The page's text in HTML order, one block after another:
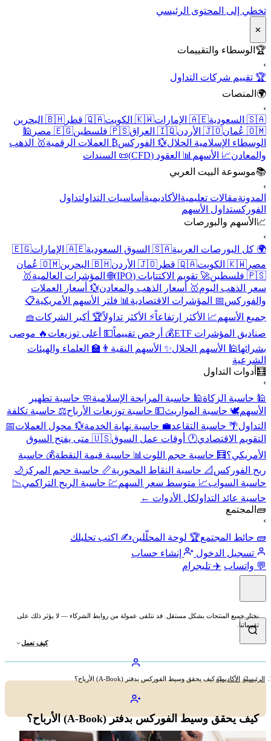
تخطي إلى المحتوى الرئيسي
✕
🏆 الوسطاء والتقييمات
›
🏆 تقييم شركات التداول
🌍 المنصات
›
🇸🇦 السعودية
🇦🇪 الإمارات 🇰🇼 الكويت 🇶🇦 قطر
🇧🇭 البحرين
🇴🇲 عُمان
🇯🇴 الأردن 🇮🇶 العراق 🇵🇸 فلسطين 🇪🇬 مصر
🕌
الوسطاء الإسلامية الحلال💱 الفوركس₿ العملات الرقمية🥇 الذهب
والمعادن📈 الأسهم 📊 العقود (CFD)
📜 السندات
📚موسوعة البيت العربي
›
المدونةمقالات تعليمية الأكاديمية أساسيات التداولتداول
الفوركستداول الأسهم
📈 الأسهم والبورصات
›
🌍 كل البورصات العربية🇸🇦 السوق السعودية 🇦🇪 الإمارات
🇪🇬
مصر 🇰🇼 الكويت 🇶🇦 قطر 🇯🇴 الأردن 🇧🇭 البحرين
🇴🇲 عُمان
🇵🇸 فلسطين
🚀 تقويم الاكتتابات (IPO) 🌐 المؤشرات العالمية🥇
سعر الذهب اليوم🥇 أسعار الذهب والمعادن💱 أسعار العملات
والفوركس📅 المؤشرات الاقتصادية 📊 فلتر الأسهم الأمريكية📋
جميع الأسهم📈 الأكثر ارتفاعاً⚡ الأكثر تداولاً🏆 أكبر الشركات🧺
صناديق المؤشرات ETF
💰 أرخص تقييماً💵 أعلى توزيعات 🔥 موصى
بشرائها🕌 الأسهم الحلال✨ الأسهم النقية 👨‍🏫 العلماء والهيئات
الشرعية
🧮 أدوات التداول
›
🕌 حاسبة الزكاة🕌 حاسبة المرابحة الإسلامية🧼 حاسبة تطهير
الأسهم🕊️ حاسبة المواريث💵 حاسبة توزيعات الأرباح⚖️ حاسبة تكلفة
التداول🌴 حاسبة التقاعد💼 حاسبة نهاية الخدمة💱 محول العملات📅
التقويم الاقتصادي🕐 أوقات عمل السوق
🇺🇸 متى يفتح السوق
الأمريكي؟🧮 حاسبة حجم اللوت 📊 حاسبة قيمة النقطة💰 حاسبة
ربح الفوركس 📐 حاسبة النقاط المحورية📏 حاسبة حجم المركز 🌙
حاسبة السواب📈 متوسط سعر السهم💹 حاسبة الربح التراكمي📉
حاسبة عائد التداولكل الأدوات ←
🧱 المجتمع
›
🧱 حائط المجتمع🏆 لوحة المحلّلين✍️ اكتب تحليلك
تسجيل الدخول
إنشاء حساب
💬 واتساب ✈️ تليجرام
نختار جميع المنتجات بشكل مستقل. قد نتلقى عمولة من روابط الشركاء — لا يؤثر ذلك على
تقييماتنا.
كيف نعمل
الرئيسية الأكاديميةكيف يحقق وسيط الفوركس بدفتر (A-Book) الأرباح؟
كيف يحقق وسيط الفوركس بدفتر (A-Book) الأرباح؟